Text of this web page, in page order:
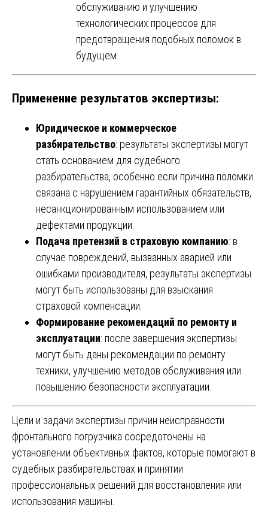
обслуживанию и улучшению
технологических процессов для
предотвращения подобных поломок в
будущем.
Применение результатов экспертизы:
Юридическое и коммерческое
разбирательство: результаты экспертизы могут
стать основанием для судебного
разбирательства, особенно если причина поломки
связана с нарушением гарантийных обязательств,
несанкционированным использованием или
дефектами продукции.
Подача претензий в страховую компанию: в
случае повреждений, вызванных аварией или
ошибками производителя, результаты экспертизы
могут быть использованы для взыскания
страховой компенсации.
Формирование рекомендаций по ремонту и
эксплуатации: после завершения экспертизы
могут быть даны рекомендации по ремонту
техники, улучшению методов обслуживания или
повышению безопасности эксплуатации.
Цели и задачи экспертизы причин неисправности
фронтального погрузчика сосредоточены на
установлении объективных фактов, которые помогают в
судебных разбирательствах и принятии
профессиональных решений для восстановления или
использования машины.